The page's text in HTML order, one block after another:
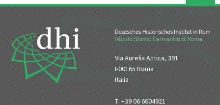
Via Aurelia Antica, 391
I-00165 Roma
Italia
T: +39 06 6604921